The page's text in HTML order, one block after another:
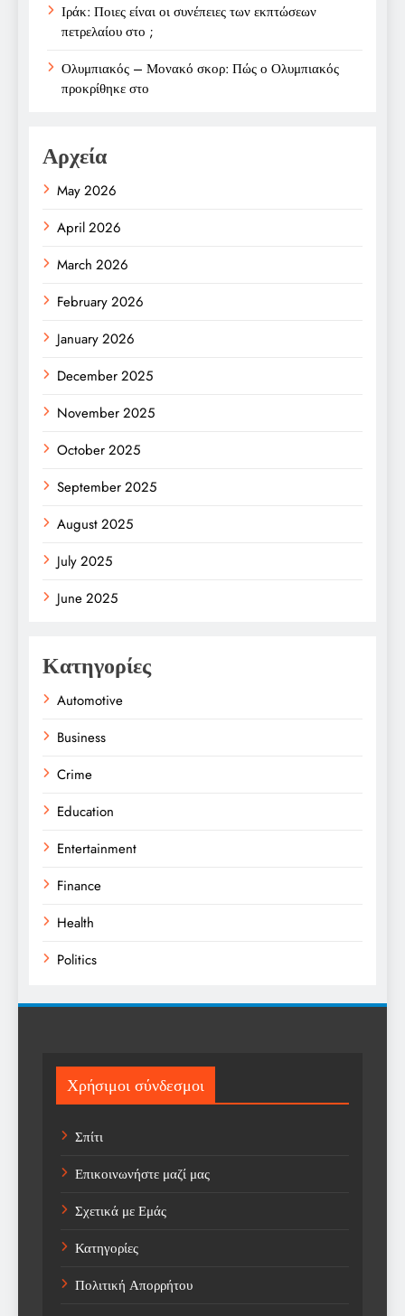
Ιράκ: Ποιες είναι οι συνέπειες των εκπτώσεων
πετρελαίου στο ;
Ολυμπιακός – Μονακό σκορ: Πώς ο Ολυμπιακός
προκρίθηκε στο
Αρχεία
May 2026
April 2026
March 2026
February 2026
January 2026
December 2025
November 2025
October 2025
September 2025
August 2025
July 2025
June 2025
Κατηγορίες
Automotive
Business
Crime
Education
Entertainment
Finance
Health
Politics
Sports
Technology
Trending
Weather
Αγορά
Αγορά Εργασίας
Αγροτικά Νέα
Χρήσιμοι σύνδεσμοι
Σπίτι
Επικοινωνήστε μαζί μας
Σχετικά με Εμάς
Κατηγορίες
Πολιτική Απορρήτου